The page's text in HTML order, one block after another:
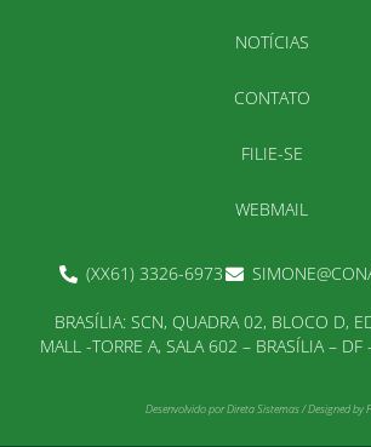
NOTÍCIAS
CONTATO
FILIE-SE
WEBMAIL
(XX61) 3326-6973
BRASÍLIA: SCN, QUADRA 02, BLOCO D,
MALL -TORRE A, SALA 602 – BRASÍLIA –
Desenvolvido porDireta Sistemas/Designed by